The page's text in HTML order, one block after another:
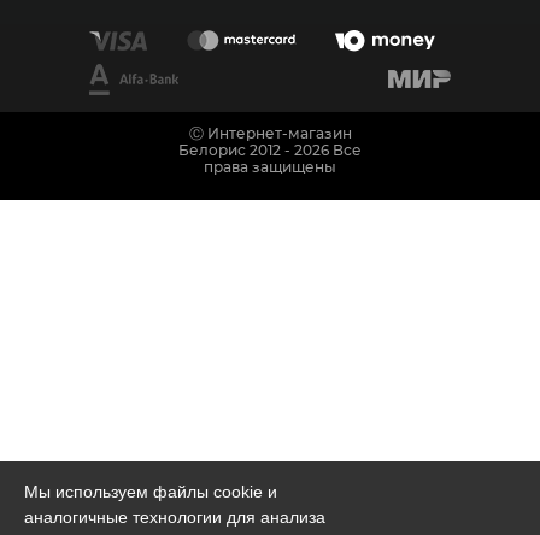
Мы используем файлы cookie и
аналогичные технологии для анализа
Ⓒ Интернет-магазин
Белорис 2012 - 2026 Все
права защищены